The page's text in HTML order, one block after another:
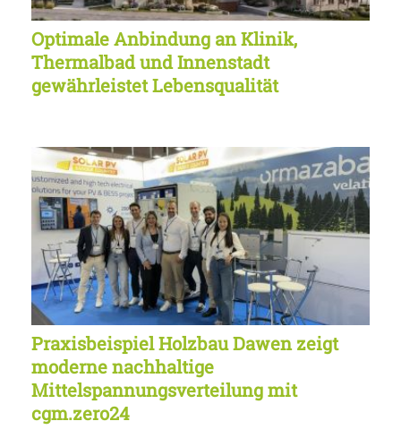
Optimale Anbindung an Klinik,
Thermalbad und Innenstadt
gewährleistet Lebensqualität
Praxisbeispiel Holzbau Dawen zeigt
moderne nachhaltige
Mittelspannungsverteilung mit
cgm.zero24